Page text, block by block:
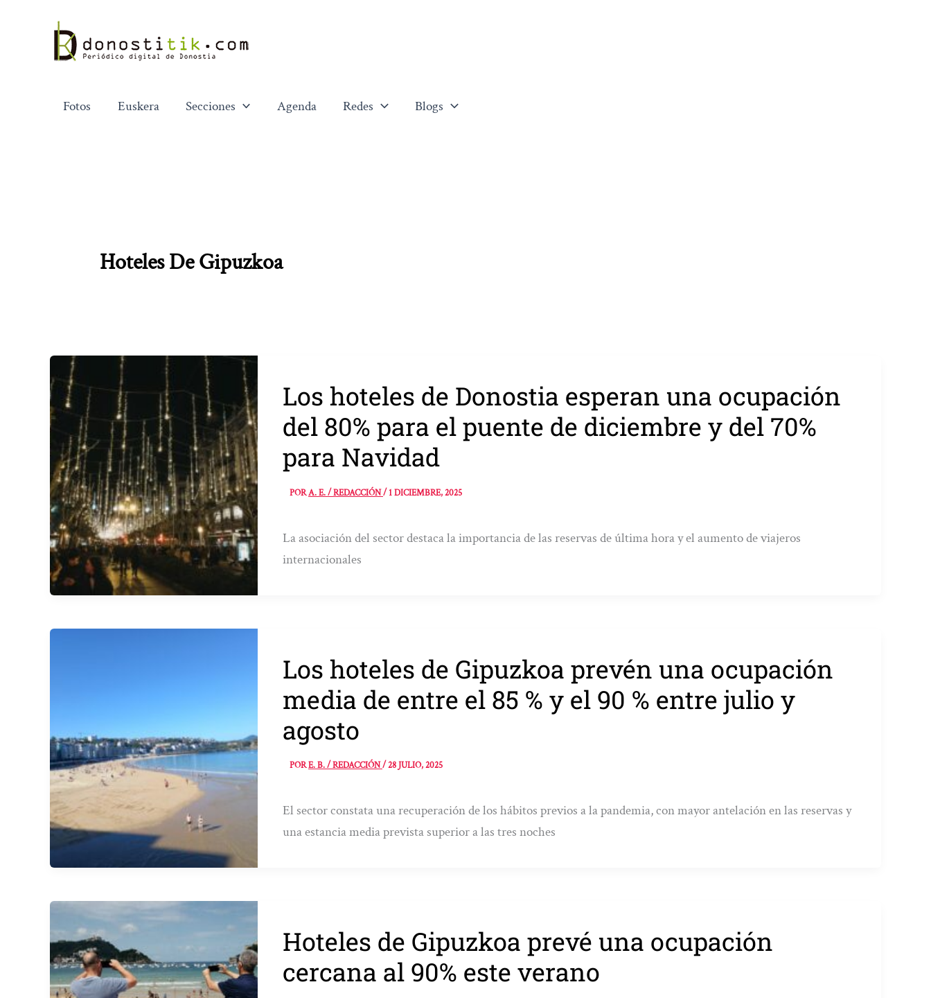
contenido
Fotos Euskera Secciones Agenda Redes Blogs
Hoteles De Gipuzkoa
Los hoteles de Donostia esperan una ocupación
del 80% para el puente de diciembre y del 70%
para Navidad
PORA. E. / REDACCIÓN/1 DICIEMBRE, 2025
La asociación del sector destaca la importancia de las reservas de última hora y el aumento de viajeros
internacionales
Los hoteles de Gipuzkoa prevén una ocupación
media de entre el 85 % y el 90 % entre julio y
agosto
PORE. B. / REDACCIÓN/28 JULIO, 2025
El sector constata una recuperación de los hábitos previos a la pandemia, con mayor antelación en las reservas y
una estancia media prevista superior a las tres noches
Hoteles de Gipuzkoa prevé una ocupación
cercana al 90% este verano